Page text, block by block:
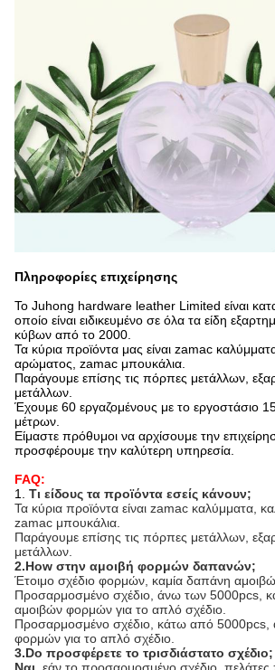
Πληροφορίες επιχείρησης
Το Juhong hardware leather Limited είναι
οποίο είναι ειδικευμένο σε όλα τα είδη
κύβων από το 2000.
Τα κύρια προϊόντα μας είναι zamac
αρώματος, zamac μπουκάλια.
Παράγουμε επίσης τις πόρπες μετάλλων,
μετάλλων.
Έχουμε 60 εργαζομένους με το εργοστάσιο
μέτρων.
Είμαστε πρόθυμοι να αρχίσουμε την
προσφέρουμε την καλύτερη υπηρεσία.
FAQ:
1. Τι είδους τα προϊόντα εσείς κάνουν;
Τα κύρια προϊόντα είναι zamac καλύμματα,
zamac μπουκάλια.
Παράγουμε επίσης τις πόρπες μετάλλων,
μετάλλων.
2.How στην αμοιβή φορμών δαπανών;
Έτοιμο σχέδιο φορμών, καμία δαπάνη
Προσαρμοσμένο σχέδιο, άνω των 5000pcs,
αμοιβών φορμών για το απλό σχέδιο.
Προσαρμοσμένο σχέδιο, κάτω από 5000pcs,
φορμών για το απλό σχέδιο.
3.Do προσφέρετε το τρισδιάστατο σχέδιο;
Ναι, εάν το προσαρμοσμένο σχέδιο, πελάτες